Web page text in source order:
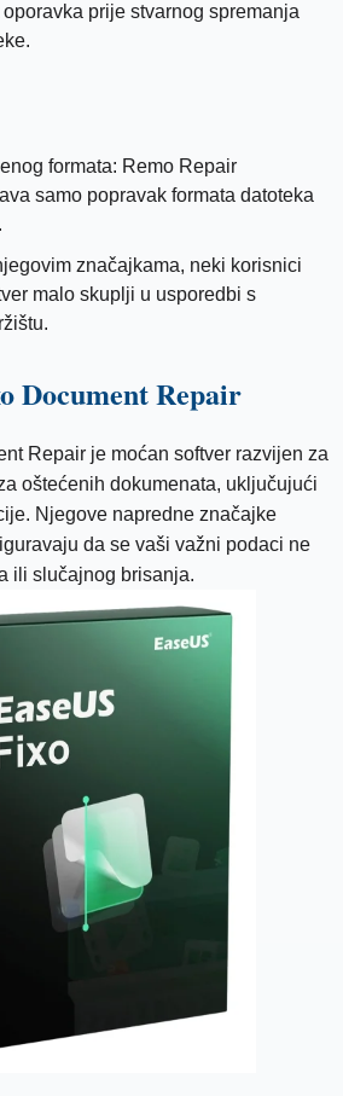
prije stvarnog spremanja
formata: Remo Repair
samo popravak formata datoteka
značajkama, neki korisnici
malo skuplji u usporedbi s
Document Repair
Repair je moćan softver razvijen za
oštećenih dokumenata, uključujući
Njegove napredne značajke
da se vaši važni podaci ne
ili slučajnog brisanja.